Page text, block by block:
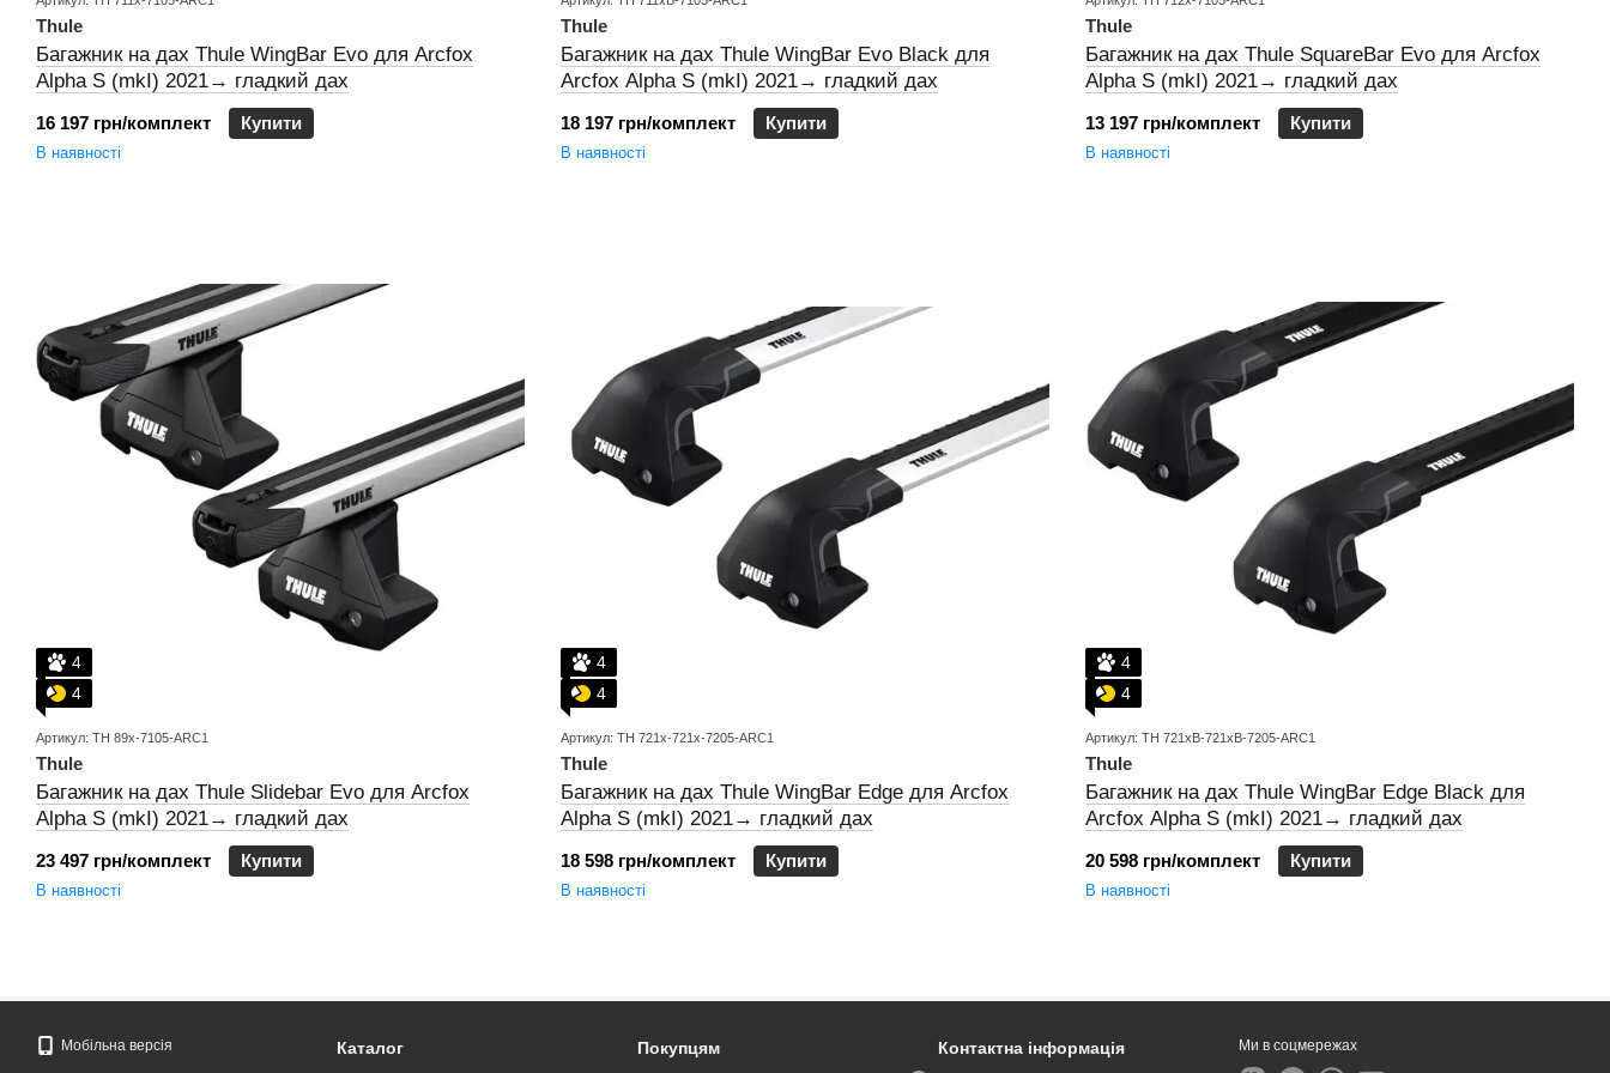
Thule
Багажник на дах Thule WingBar Evo для Arcfox
Alpha S (mkI) 2021→ гладкий дах
16 197 грн/комплект Купити
В наявності
Thule
Багажник на дах Thule WingBar Evo Black для
Arcfox Alpha S (mkI) 2021→ гладкий дах
18 197 грн/комплект Купити
В наявності
Thule
Багажник на дах Thule SquareBar Evo для Arcfox
Alpha S (mkI) 2021→ гладкий дах
13 197 грн/комплект Купити
В наявності
4
4
Артикул: TH 89x-7105-ARC1
Thule
Багажник на дах Thule Slidebar Evo для Arcfox
Alpha S (mkI) 2021→ гладкий дах
23 497 грн/комплект Купити
В наявності
4
4
Артикул: TH 721x-721x-7205-ARC1
Thule
Багажник на дах Thule WingBar Edge для Arcfox
Alpha S (mkI) 2021→ гладкий дах
18 598 грн/комплект Купити
В наявності
4
4
Артикул: TH 721xB-721xB-7205-ARC1
Thule
Багажник на дах Thule WingBar Edge Black для
Arcfox Alpha S (mkI) 2021→ гладкий дах
20 598 грн/комплект Купити
В наявності
Мобільна версія Каталог Покупцям Контактна інформація Ми в соцмережах